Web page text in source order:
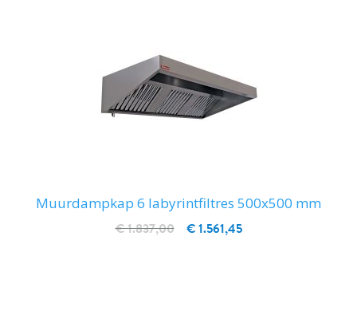
Muurdampkap 6 labyrintfiltres 500x500 mm
€ 1.561,45
€ 1.837,00